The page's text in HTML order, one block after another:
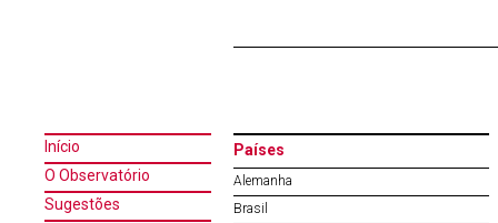
Início
O Observatório
Sugestões
Países
Alemanha
Brasil